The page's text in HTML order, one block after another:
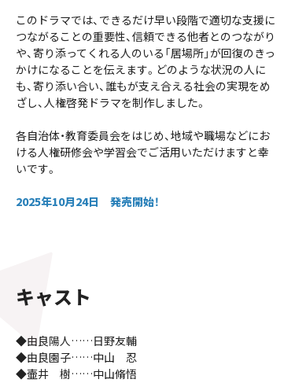
このドラマでは、できるだけ早い段階で適切な支援に
つながることの重要性、信頼できる他者とのつながり
や、寄り添ってくれる人のいる「居場所」が回復のきっ
かけになることを伝えます。どのような状況の人に
も、寄り添い合い、誰もが支え合える社会の実現をめ
ざし、人権啓発ドラマを制作しました。
各自治体・教育委員会をはじめ、地域や職場などにお
ける人権研修会や学習会でご活用いただけますと幸
いです。
2025年10月24日 発売開始！
キャスト
◆由良陽人……日野友輔
◆由良園子……中山 忍
◆壷井 樹……中山脩悟